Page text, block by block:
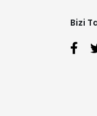
Bizi